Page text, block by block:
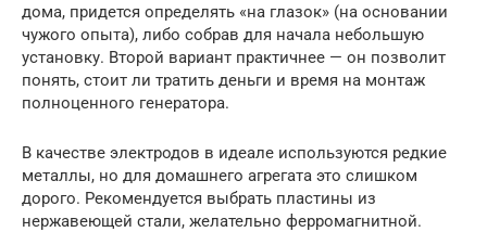
дома, придется определять «на глазок» (на основании
чужого опыта), либо собрав для начала небольшую
установку. Второй вариант практичнее — он позволит
понять, стоит ли тратить деньги и время на монтаж
полноценного генератора.
В качестве электродов в идеале используются редкие
металлы, но для домашнего агрегата это слишком
дорого. Рекомендуется выбрать пластины из
нержавеющей стали, желательно ферромагнитной.